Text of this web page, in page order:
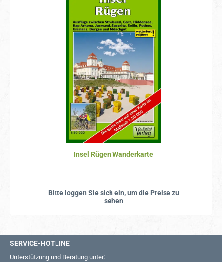
Insel Rügen Wanderkarte
Bitte loggen Sie sich ein, um die Preise zu
sehen
SERVICE-HOTLINE
Unterstützung und Beratung unter: